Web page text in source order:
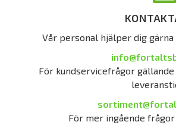
Vår personal hjälper dig
För kundservicefrågor
För mer ingående